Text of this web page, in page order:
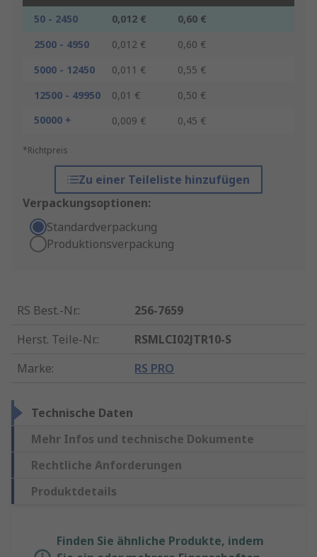
50 - 2450 0,012 €
0,60 €
2500 - 4950
0,012 €
0,60 €
5000 - 12450
0,011 €
0,55 €
12500 - 49950
0,01 €
0,50 €
50000 +
0,009 € 0,45 €
*Richtpreis
Zu einer Teileliste hinzufügen
Verpackungsoptionen:
Standardverpackung
Produktionsverpackung
RS Best.-Nr.:
256-7659
Herst. Teile-Nr.:
RSMLCI02JTR10-S
Marke: RS PRO
Technische Daten
Mehr Infos und technische Dokumente
Rechtliche Anforderungen
Produktdetails
Finden Sie ähnliche Produkte, indem